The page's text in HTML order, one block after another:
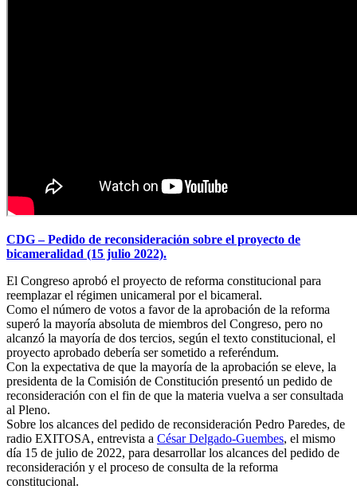
CDG – Pedido de reconsideración sobre el proyecto de
bicameralidad (15 julio 2022).
El Congreso aprobó el proyecto de reforma constitucional para
reemplazar el régimen unicameral por el bicameral.
Como el número de votos a favor de la aprobación de la reforma
superó la mayoría absoluta de miembros del Congreso, pero no
alcanzó la mayoría de dos tercios, según el texto constitucional, el
proyecto aprobado debería ser sometido a referéndum.
Con la expectativa de que la mayoría de la aprobación se eleve, la
presidenta de la Comisión de Constitución presentó un pedido de
reconsideración con el fin de que la materia vuelva a ser consultada
al Pleno.
Sobre los alcances del pedido de reconsideración Pedro Paredes, de
radio EXITOSA, entrevista a César Delgado-Guembes, el mismo
día 15 de julio de 2022, para desarrollar los alcances del pedido de
reconsideración y el proceso de consulta de la reforma
constitucional.